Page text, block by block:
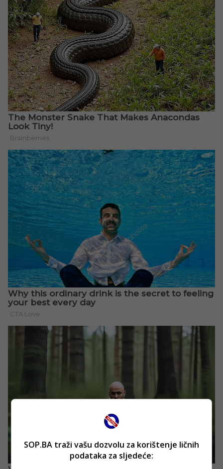
SOP.BA traži vašu dozvolu za korištenje ličnih
podataka za sljedeće: